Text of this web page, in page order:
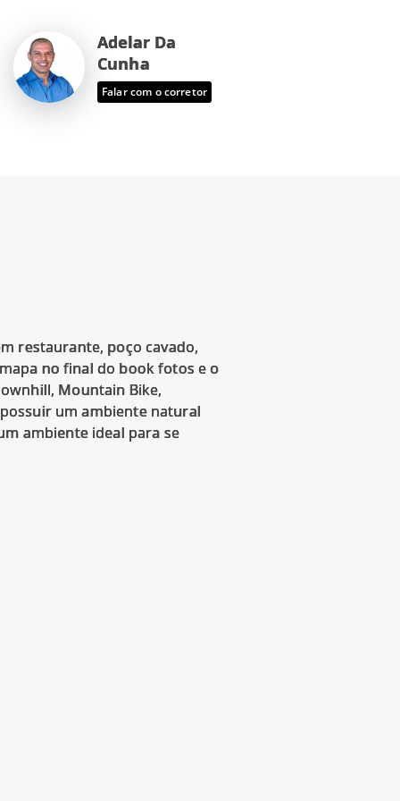
Adelar Da
Cunha
Falar com o corretor
restaurante, poço cavado,
no final do book fotos e o
Mountain Bike,
um ambiente natural
ambiente ideal para se